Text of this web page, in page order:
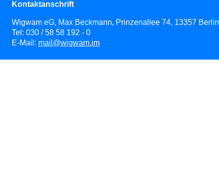
Kontaktanschrift
Wigwam eG, Max Beckmann, Prinzenallee 74, 13357 Berlin
Tel: 030 / 58 58 192 - 0
E-Mail: mail@wigwam.im